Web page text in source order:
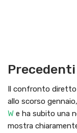
Il confronto diretto
allo scorso
W e ha subito una
mostra